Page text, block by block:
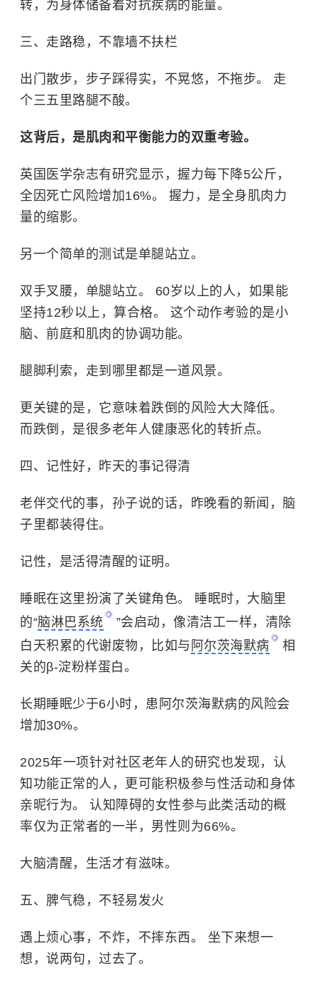
转，为身体储备着对抗疾病的能量。
三、走路稳，不靠墙不扶栏
出门散步，步子踩得实，不晃悠，不拖步。 走
个三五里路腿不酸。
这背后，是肌肉和平衡能力的双重考验。
英国医学杂志有研究显示，握力每下降5公斤，
全因死亡风险增加16%。 握力，是全身肌肉力
量的缩影。
另一个简单的测试是单腿站立。
双手叉腰，单腿站立。 60岁以上的人，如果能
坚持12秒以上，算合格。 这个动作考验的是小
脑、前庭和肌肉的协调功能。
腿脚利索，走到哪里都是一道风景。
更关键的是，它意味着跌倒的风险大大降低。
而跌倒，是很多老年人健康恶化的转折点。
四、记性好，昨天的事记得清
老伴交代的事，孙子说的话，昨晚看的新闻，脑
子里都装得住。
记性，是活得清醒的证明。
睡眠在这里扮演了关键角色。 睡眠时，大脑里
的“脑淋巴系统
”会启动，像清洁工一样，清除
白天积累的代谢废物，比如与 阿尔茨海默病
相
关的β-淀粉样蛋白。
长期睡眠少于6小时，患阿尔茨海默病的风险会
增加30%。
2025年一项针对社区老年人的研究也发现，认
知功能正常的人，更可能积极参与性活动和身体
亲昵行为。 认知障碍的女性参与此类活动的概
率仅为正常者的一半，男性则为66%。
大脑清醒，生活才有滋味。
五、脾气稳，不轻易发火
遇上烦心事，不炸，不摔东西。 坐下来想一
想，说两句，过去了。